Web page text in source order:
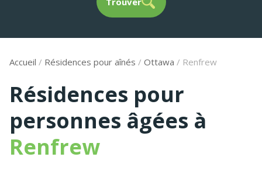
Accueil / Résidences pour aînés / Ottawa / Renfrew
Résidences pour
personnes âgées à
Renfrew